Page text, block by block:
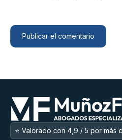
⭐ Valorado con 4,9 / 5 por más